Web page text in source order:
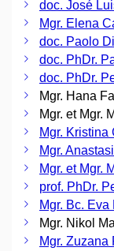
doc. José
Mgr. Elena
doc. Paolo
doc. PhDr.
doc. PhDr.
Mgr. Hana
Mgr. et Mgr.
Mgr. Kristina
Mgr.
Mgr. et Mgr.
prof. PhDr.
Mgr. Bc.
Mgr. Nikol
Mgr. Zuzana